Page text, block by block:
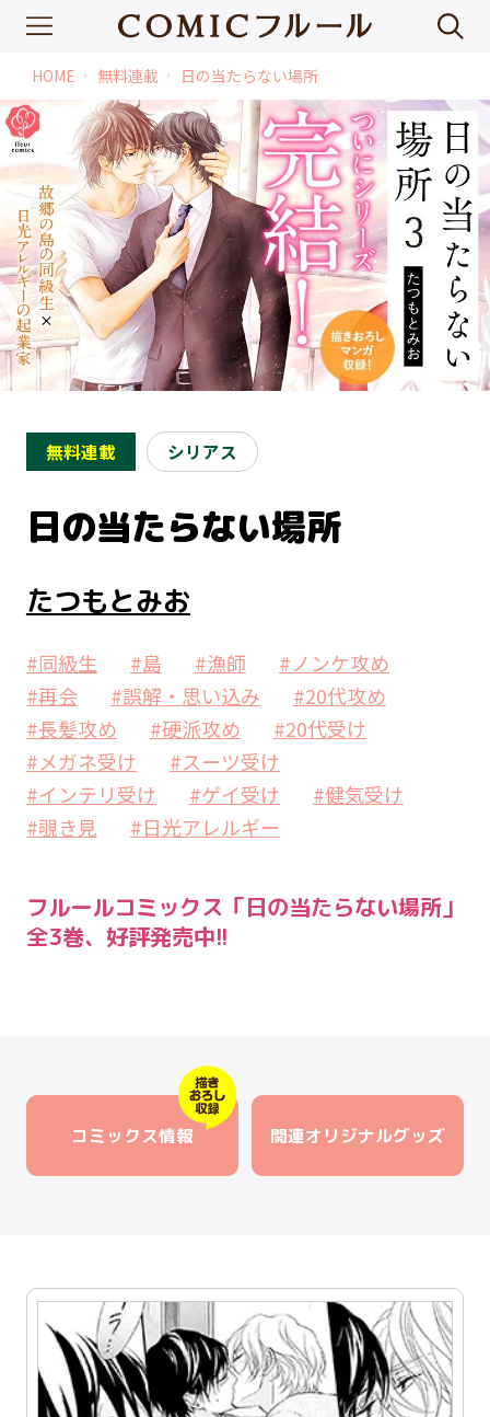
HOME chevron_right 無料連載 chevron_right 日の当たらない場所
無料連載 シリアス
日の当たらない場所
たつもとみお
#同級生 #島 #漁師
#ノンケ攻め
#再会
#誤解・思い込み
#20代攻め
#長髪攻め
#硬派攻め
#20代受け
#メガネ受け
#スーツ受け
#インテリ受け
#ゲイ受け
#健気受け
#覗き見
#日光アレルギー
フルールコミックス「日の当たらない場所」
全3巻、好評発売中!!
コミックス情報 関連オリジナルグッズ